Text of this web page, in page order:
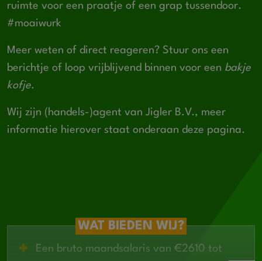
ruimte voor een praatje of een grap tussendoor.
#moaiwurk
Meer weten of direct reageren? Stuur ons een
berichtje of loop vrijblijvend binnen voor een bakje
kofje.
Wij zijn (handels-)agent van Jigler B.V., meer
informatie hierover staat onderaan deze pagina.
WAT BIEDEN WIJ?
Een bruto maandsalaris van €2610 tot